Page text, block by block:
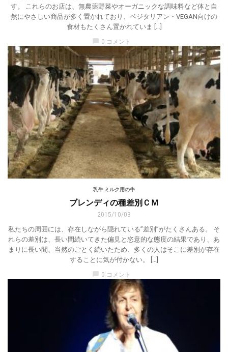
す。 これらのお店は、無農薬野菜やオーガニックな調味料など体と自
然にやさしい商品が多く置かれており、ベジタリアン・VEGAN向けの
食材もたくさん置かれていま […]
chat_bubble 0 コメント
乳牛 ミルク用の牛
ブレンディの種差別ＣＭ
2015/10/03
私たちの周囲には、存在しながら隠れている”差別”がたくさんある。 そ
れらの差別は、長い間続いてきた偏見と恣意的な態度の結果であり、あ
まりに長い間、当然のごとく続いたため、多くの人はそこに差別が存在
することに気が付かない。 […]
chat_bubble 0 コメント